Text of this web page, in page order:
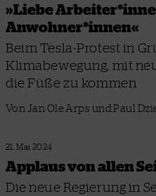
»Liebe
Anwohner*innen«
Beim Tesla-Protest in
Klimabewegung, mit
die Füße zu kommen
Von Jan Ole Arps und Paul
21. Mai 2024
Applaus von allen
Die neue Regierung in